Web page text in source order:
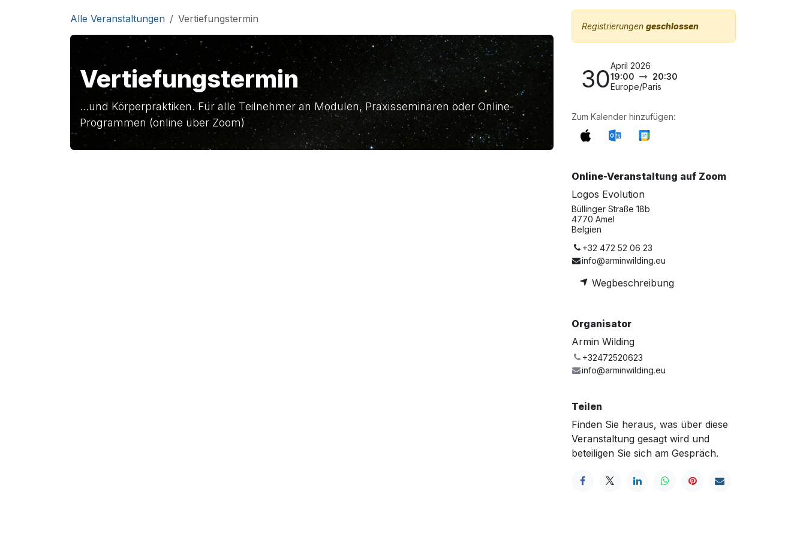
Alle Veranstaltungen
Vertiefungstermin
Vertiefungstermin
...und Körperpraktiken. Für alle Teilnehmer an Modulen, Praxisseminaren oder Online-
Programmen (online über Zoom)
Registrierungen geschlossen
30April 2026
19:00
20:30
Europe/Paris
Zum Kalender hinzufügen:
Online-Veranstaltung auf Zoom
Logos Evolution
Büllinger Straße 18b
4770 Amel
Belgien
+32 472 52 06 23
info@arminwilding.eu
Wegbeschreibung
Organisator
Armin Wilding
+32472520623
info@arminwilding.eu
Teilen
Finden Sie heraus, was über diese
Veranstaltung gesagt wird und
beteiligen Sie sich am Gespräch.